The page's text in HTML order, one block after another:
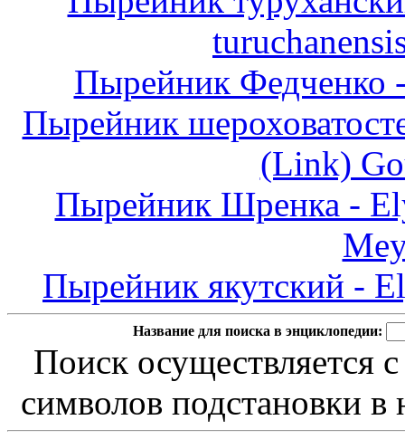
Пырейник Федченко
Пырейник
(Link)
Пырейник Шренка -
Пырейник якутский -
Название для поиска в энциклопедии:
Поиск осуществляется
символов подстановки в